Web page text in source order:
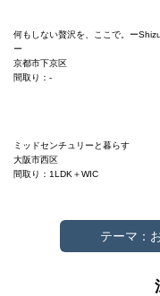
何もしない贅沢を、ここで。ー
ー
京都市下京区
間取り：-
ミッドセンチュリーと暮らす
大阪市西区
間取り：1LDK＋WIC
テーマ：